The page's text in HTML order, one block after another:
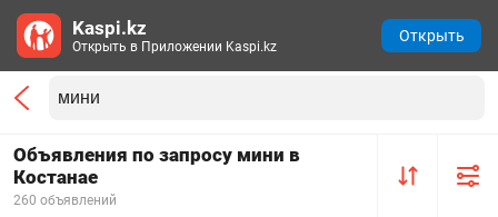
Объявления по запросу мини в
Костанае
260 объявлений
Kaspi.kz
Открыть в Приложении Kaspi.kz
Открыть